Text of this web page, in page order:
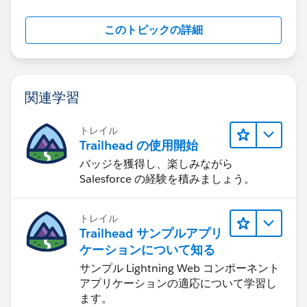
このトピックの詳細
関連学習
トレイル
Trailhead の使用開始
バッジを獲得し、楽しみながら
Salesforce の経験を積みましょう。
トレイル
Trailhead サンプルアプリ
ケーションについて知る
サンプル Lightning Web コンポーネント
アプリケーションの適応について学習し
ます。